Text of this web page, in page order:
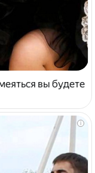
вы будете
i